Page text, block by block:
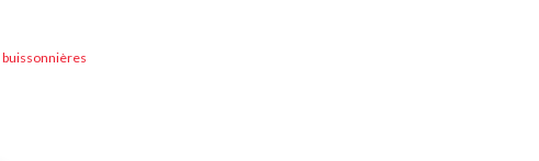
buissonnières